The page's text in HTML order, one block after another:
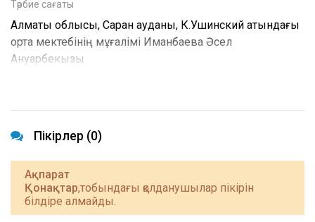
Тәрбие сағаты
Алматы облысы, Сарқан ауданы, К.Ушинский атындағы
орта мектебінің мұғалімі Иманбаева Әсел
Ануарбекқызы
Пікірлер (0)
Ақпарат
Қонақтар,тобындағы қолданушылар пікірін
білдіре алмайды.